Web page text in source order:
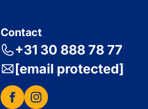
Contact
+31 30 888 78 77
[email protected]